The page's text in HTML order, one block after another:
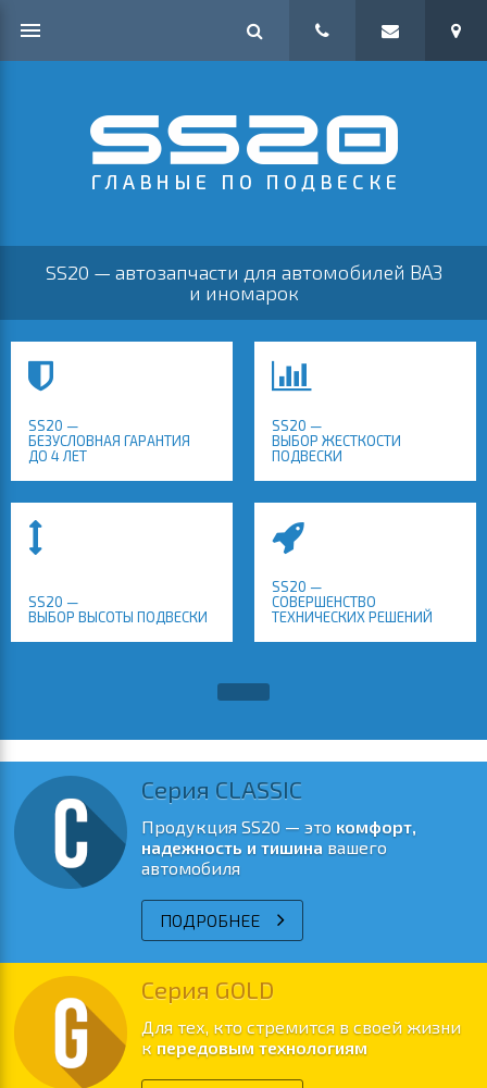
SS20 — автозапчасти для автомобилей ВАЗ
и иномарок
SS20 —
БЕЗУСЛОВНАЯ ГАРАНТИЯ
ДО 4 ЛЕТ
SS20 —
ВЫБОР ЖЕСТКОСТИ
ПОДВЕСКИ
SS20 —
ВЫБОР ВЫСОТЫ ПОДВЕСКИ
SS20 —
СОВЕРШЕНСТВО
ТЕХНИЧЕСКИХ РЕШЕНИЙ
Серия CLASSIC
Продукция SS20 — этокомфорт,
надежность и тишина вашего
автомобиля
ПОДРОБНЕЕ
Серия GOLD
Для тех, кто стремится в своей жизни
кпередовым технологиям